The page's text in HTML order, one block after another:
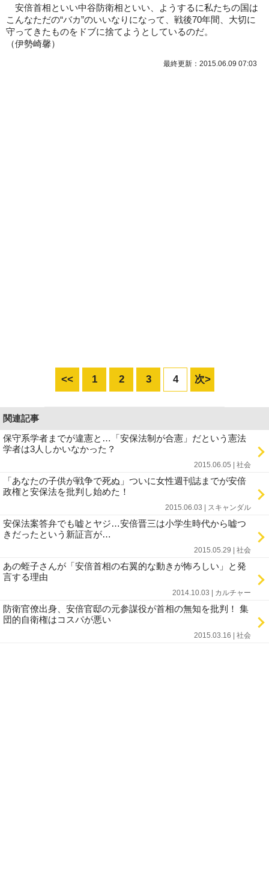
安倍首相といい中谷防衛相といい、ようするに私たちの国は
こんなただの“バカ”のいいなりになって、戦後70年間、大切に
守ってきたものをドブに捨てようとしているのだ。
（伊勢崎馨）
最終更新：2015.06.09 07:03
<< 1 2 3 4 次>
関連記事
保守系学者までが違憲と…「安保法制が合憲」だという憲法
学者は3人しかいなかった？
2015.06.05 | 社会
「あなたの子供が戦争で死ぬ」ついに女性週刊誌までが安倍
政権と安保法を批判し始めた！
2015.06.03 | スキャンダル
安保法案答弁でも嘘とヤジ…安倍晋三は小学生時代から嘘つ
きだったという新証言が…
2015.05.29 | 社会
あの蛭子さんが「安倍首相の右翼的な動きが怖ろしい」と発
言する理由
2014.10.03 | カルチャー
防衛官僚出身、安倍官邸の元参謀役が首相の無知を批判！ 集
団的自衛権はコスパが悪い
2015.03.16 | 社会